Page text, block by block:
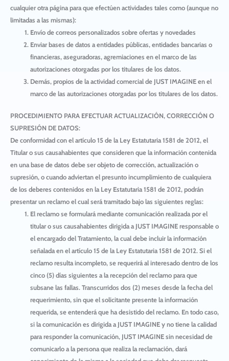
cualquier otra página para que efectúen actividades tales como (aunque no
limitadas a las mismas):
Envío de correos personalizados sobre ofertas y novedades
Enviar bases de datos a entidades públicas, entidades bancarias o
financieras, aseguradoras, agremiaciones en el marco de las
autorizaciones otorgadas por los titulares de los datos.
Demás, propios de la actividad comercial de JUST IMAGINEen el
marco de las autorizaciones otorgadas por los titulares de los datos.
PROCEDIMIENTO PARA EFECTUAR ACTUALIZACIÓN, CORRECCIÓN O
SUPRESIÓN DE DATOS:
De conformidad con el artículo 15 de la Ley Estatutaria 1581 de 2012, el
Titular o sus causahabientes que consideren que la información contenida
en una base de datos debe ser objeto de corrección, actualización o
supresión, o cuando adviertan el presunto incumplimiento de cualquiera
de los deberes contenidos en la Ley Estatutaria 1581 de 2012, podrán
presentar un reclamo el cual será tramitado bajo las siguientes reglas:
El reclamo se formulará mediante comunicación realizada por el
titular o sus causahabientes dirigida aJUST IMAGINEresponsable o
el encargado del Tratamiento, la cual debe incluir la información
señalada en el artículo 15 de la Ley Estatutaria 1581 de 2012. Si el
reclamo resulta incompleto, se requerirá al interesado dentro de los
cinco (5) días siguientes a la recepción del reclamo para que
subsane las fallas. Transcurridos dos (2) meses desde la fecha del
requerimiento, sin que el solicitante presente la información
requerida, se entenderá que ha desistido del reclamo. En todo caso,
si la comunicación es dirigida aJUST IMAGINEy no tiene la calidad
para responder la comunicación, JUST IMAGINEsin necesidad de
comunicarlo a la persona que realiza la reclamación, dará